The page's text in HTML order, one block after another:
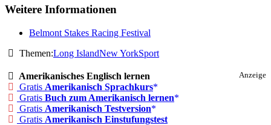
Weitere Informationen
Belmont Stakes Racing Festival
Themen:Long IslandNew YorkSport
Anzeige
Amerikanisches Englisch lernen
Gratis Amerikanisch Sprachkurs
Gratis Buch zum Amerikanisch lernen
Gratis Amerikanisch Testversion
Gratis Amerikanisch Einstufungstest